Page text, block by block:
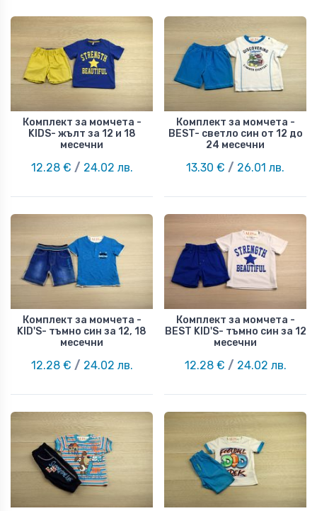
Комплект за момчета -
KIDS- жълт за 12 и 18
месечни
12.28 € / 24.02 лв.
Комплект за момчета -
BEST- светло син от 12 до
24 месечни
13.30 € / 26.01 лв.
Комплект за момчета -
KID'S- тъмно син за 12, 18
месечни
12.28 € / 24.02 лв.
Комплект за момчета -
BEST KID'S- тъмно син за 12
месечни
12.28 € / 24.02 лв.